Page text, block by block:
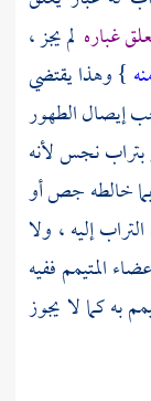
غباره لم يجز ،
} وهذا يقتضي
إيصال الطهور
بتراب نجس لأنه
خالطه جص أو
إليه ، ولا
المتيمم ففيه
به كما لا يجوز